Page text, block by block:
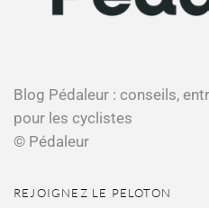
Blog Pédaleur : conseils,
pour les cyclistes
© Pédaleur
REJOIGNEZ LE PELOTON